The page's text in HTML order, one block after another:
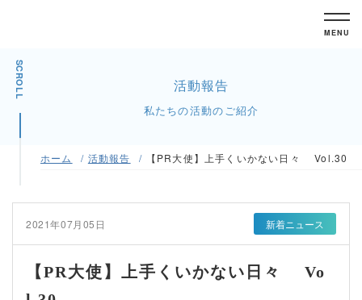
MENU
SCROLL 活動報告
私たちの活動のご紹介
ホーム 活動報告 【PR大使】上手くいかない日々 Vol.30
2021年07月05日 新着ニュース
【PR大使】上手くいかない日々 Vo